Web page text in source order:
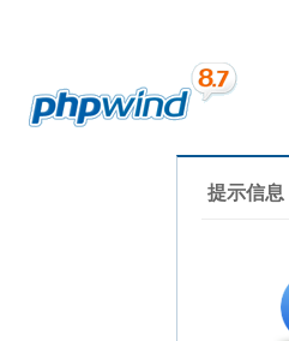
提示信息